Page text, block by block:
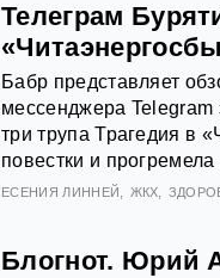
Телеграм
Бабр представляет
мессенджера Telegram
три трупа Трагедия в
повестки и
ЕСЕНИЯ ЛИННЕЙ ЖКХ
Блогнот. Юрий